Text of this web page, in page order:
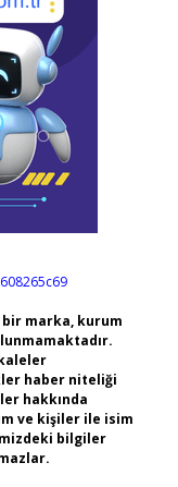
marka, kurum
haber niteliği
hakkında
ve kişiler ile isim
bilgiler